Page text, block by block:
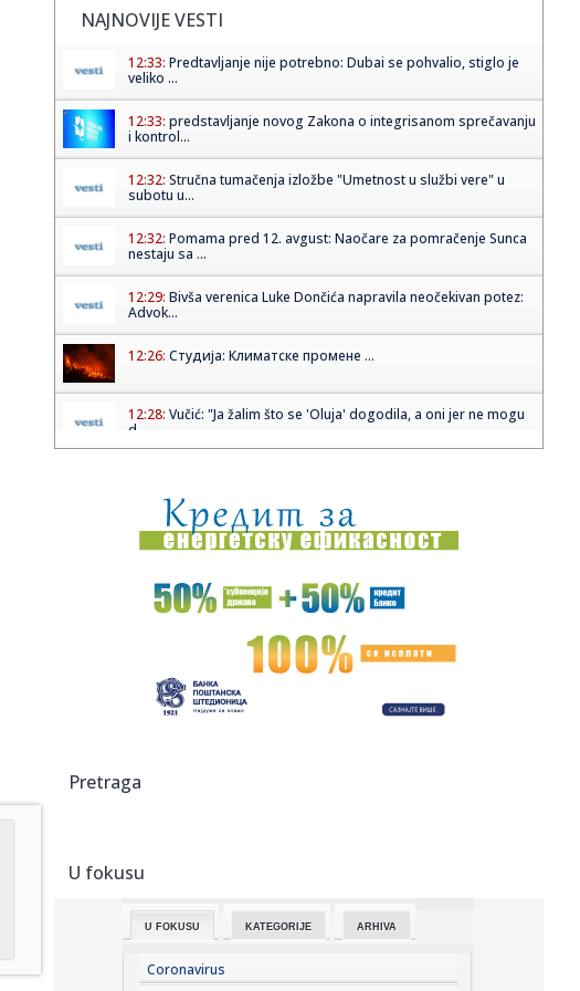
NAJNOVIJE VESTI
12:33: Predtavljanje nije potrebno: Dubai se pohvalio, stiglo je
veliko ...
12:33: predstavljanje novog Zakona o integrisanom sprečavanju
i kontrol...
12:32: Stručna tumačenja izložbe "Umetnost u službi vere" u
subotu u...
12:32: Pomama pred 12. avgust: Naočare za pomračenje Sunca
nestaju sa ...
12:29: Bivša verenica Luke Dončića napravila neočekivan potez:
Advok...
12:26: Студија: Климатске промене ...
12:28: Vučić: "Ja žalim što se 'Oluja' dogodila, a oni jer ne mogu
d...
12:27:Vučić u Palati Srbija ugostio učesnike kampa "Srbija te
zove 2...
12:27:FOTO: Proglašena vanredna situacija u Bačkoj Palanci
zbog poža...
Jorgovanka Tabaković je 14 godina na čelu Narodne
12:26:Zaposlenje u Srbiji: Koja interesovanja imaju budući
zaliha oru...
12:21:
12:19:
Američki senator ukazuje na napredak u Senatu dok se
Pretraga
U fokusu
U FOKUSU KATEGORIJE ARHIVA
Coronavirus